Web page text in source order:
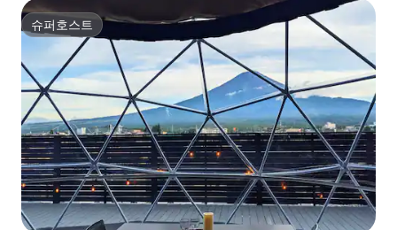
슈퍼호스트
슈퍼호스트